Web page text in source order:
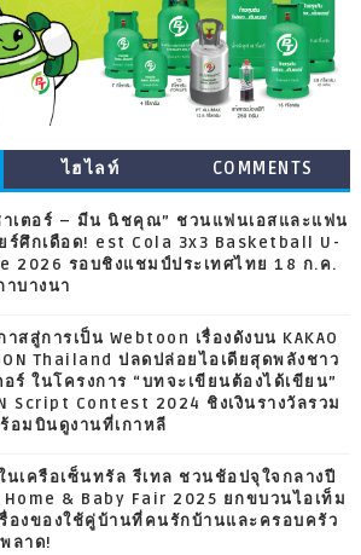
ไฮไลท์ COMMENTS
าเตอร์ – มีน นิชคุณ” ชวนแฟนเอสและแฟน
ร์ศึกเดือด! est Cola 3x3 Basketball U-
2026 รอบชิงแชมป์ประเทศไทย 18 ก.ค.
าบางนา
าสสู่การเป็น Webtoon เรื่องดังบน KAKAO
Thailand ปลดปล่อยไอเดียสุดพลังชาว
อร์ ในโครงการ “บทจะเขียนต้องได้เขียน”
Script Contest 2024 ชิงเงินรางวัลรวม
อมบินดูงานที่เกาหลี
นเครือเซ็นทรัล รีเทล ชวนช้อปจุใจกลางปี
Home & Baby Fair 2025 ยกขบวนไอเท็ม
องของใช้คู่บ้านที่คนรักบ้านและครอบครัว
ลาด!